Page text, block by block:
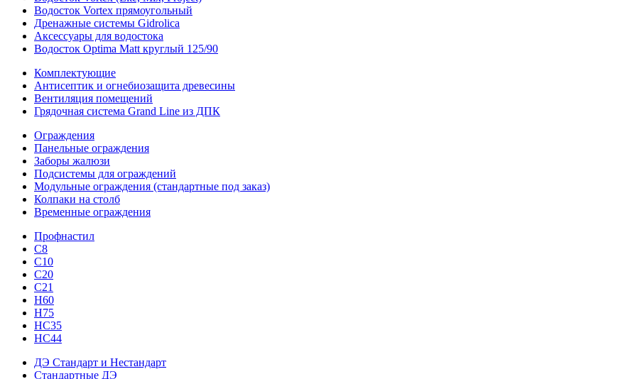
Водосток Vortex прямоугольный
Дренажные системы Gidrolica
Аксессуары для водостока
Водосток Optima Matt круглый 125/90
Комплектующие
Антисептик и огнебиозащита древесины
Вентиляция помещений
Грядочная система Grand Line из ДПК
Ограждения
Панельные ограждения
Заборы жалюзи
Подсистемы для ограждений
Модульные ограждения (стандартные под заказ)
Колпаки на столб
Временные ограждения
Профнастил
С8
С10
С20
С21
H60
H75
HС35
НС44
ДЭ Стандарт и Нестандарт
Стандартные ДЭ